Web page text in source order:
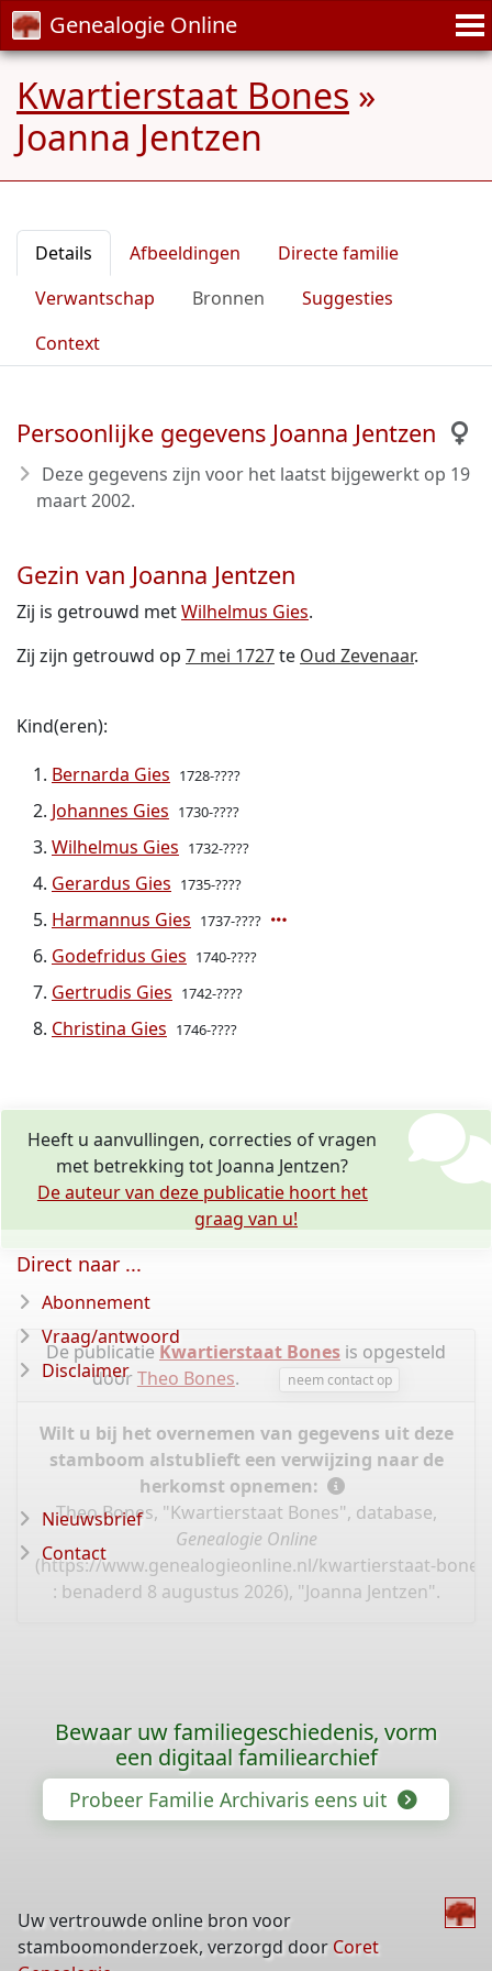
Genealogie Online
Kwartierstaat Bones »
Joanna Jentzen
Details Afbeeldingen
Directe familie
Verwantschap
Bronnen
Suggesties
Context
Persoonlijke gegevens Joanna Jentzen
Deze gegevens zijn voor het laatst bijgewerkt op 19
maart 2002.
Gezin van Joanna Jentzen
Zij is getrouwd metWilhelmus Gies.
Zij zijn getrouwd op 7 mei 1727te Oud Zevenaar.
Kind(eren):
Bernarda Gies 1728-????
Johannes Gies 1730-????
Wilhelmus Gies 1732-????
Gerardus Gies 1735-????
Harmannus Gies 1737-????
Godefridus Gies 1740-????
Gertrudis Gies 1742-????
Christina Gies 1746-????
Heeft u aanvullingen, correcties of vragen
met betrekking tot Joanna Jentzen?
De auteur van deze publicatie hoort het
graag van u!
De publicatie Kwartierstaat Bones is opgesteld
doorTheo Bones. neem contact op
Wilt u bij het overnemen van gegevens uit deze
stamboom alstublieft een verwijzing naar de
herkomst opnemen:
Theo Bones, "Kwartierstaat Bones", database,
Genealogie Online
(https://www.genealogieonline.nl/kwartierstaat-
: benaderd 8 augustus 2026), "Joanna Jentzen".
Direct naar ...
Abonnement
Vraag/antwoord
Disclaimer
Nieuwsbrief
Contact
Bewaar uw familiegeschiedenis, vorm
een digitaal familiearchief
Probeer Familie Archivaris eens uit
Uw vertrouwde online bron voor
stamboomonderzoek, verzorgd door Coret